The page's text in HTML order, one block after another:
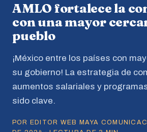
AMLO fortalece la
con una mayor
pueblo
¡México entre los países con
su gobierno! La estrategia de
aumentos salariales y
sido clave.
POR EDITOR WEB MAYA